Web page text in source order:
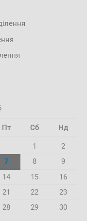
Пт Сб Нд
1
2
7 8
9
14 15
16
21 22
23
28 29
30